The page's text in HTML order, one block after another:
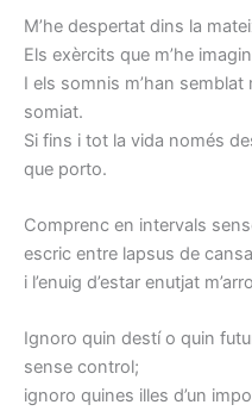
M’he despertat dins la
Els exèrcits que m’he
I els somnis m’han
somiat.
Si fins i tot la vida només
que porto.
Comprenc en intervals
escric entre lapsus de
i l’enuig d’estar enutjat
Ignoro quin destí o quin
sense control;
ignoro quines illes d’un